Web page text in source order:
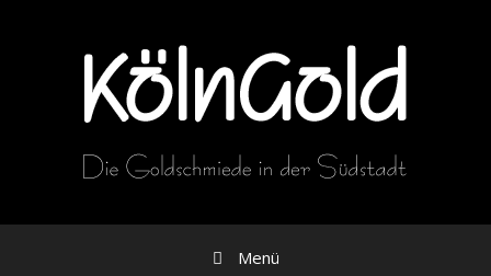
Menü